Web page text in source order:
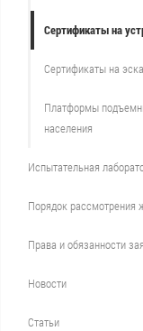
Сертификаты на
Сертификаты на
Платформы
населения
Испытательная
Порядок рассмотрения
Права и обязанности
Новости
Статьи